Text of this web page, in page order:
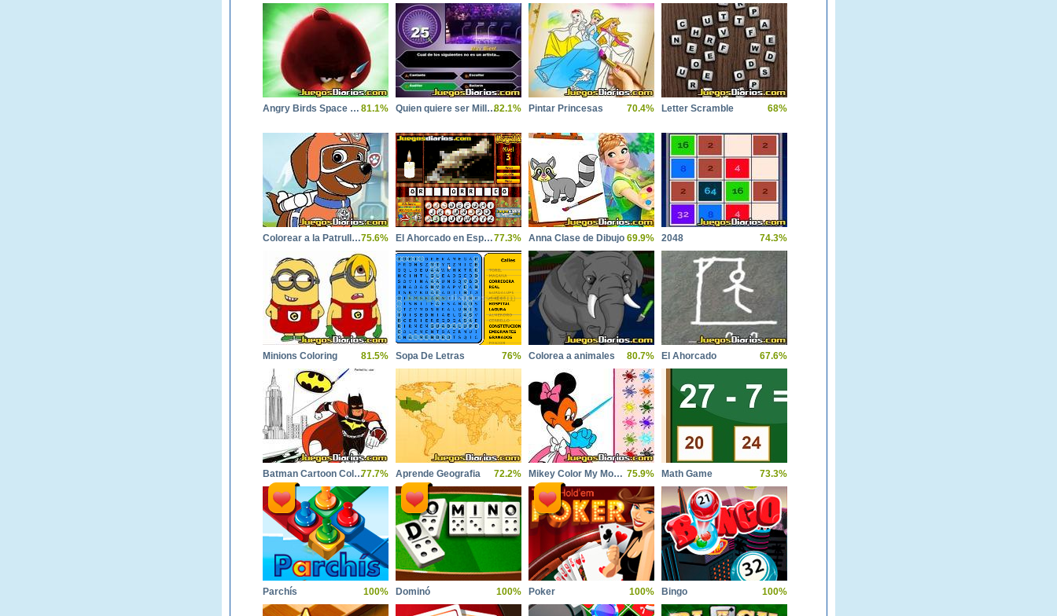
Angry Birds Space Coloring 81.1% Quien quiere ser Millonario82.1% Pintar Princesas 70.4% Letter Scramble 68%
Colorear a la Patrulla Canina75.6% El Ahorcado en Español77.3% Anna Clase de Dibujo 69.9% 2048 74.3%
Minions Coloring 81.5% Sopa De Letras 76% Colorea a animales 80.7% El Ahorcado 67.6%
Batman Cartoon Coloring77.7% Aprende Geografia 72.2% Mikey Color My Moments 75.9% Math Game 73.3%
Parchís 100% Dominó 100% Poker 100% Bingo 100%